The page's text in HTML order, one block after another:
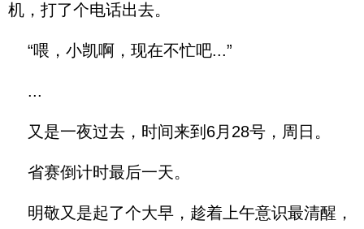
机，打了个电话出去。
“喂，小凯啊，现在不忙吧...”
...
又是一夜过去，时间来到6月28号，周日。
省赛倒计时最后一天。
明敬又是起了个大早，趁着上午意识最清醒，